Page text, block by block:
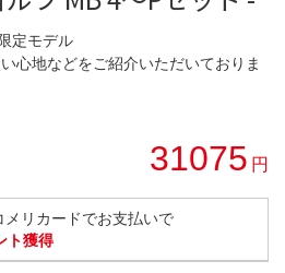
定モデル
心地などをご紹介いただいておりま
31075 円
リカードでお支払いで
ト獲得